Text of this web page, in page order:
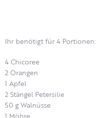
Ihr benötigt für 4 Portionen:
4 Chicoree
2 Orangen
1 Apfel
2 Stängel Petersilie
50 g Walnüsse
1 Möhre